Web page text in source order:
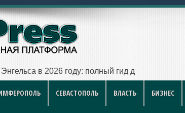
в 2026 году: полный гид для
СЕВАСТОПОЛЬ ВЛАСТЬ БИЗНЕС